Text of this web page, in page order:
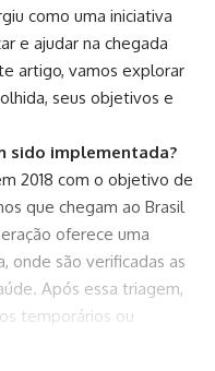
como uma iniciativa
e ajudar na chegada
artigo, vamos explorar
seus objetivos e
sido implementada?
2018 com o objetivo de
que chegam ao Brasil
oferece uma
onde são verificadas as
Após essa triagem,
temporários ou